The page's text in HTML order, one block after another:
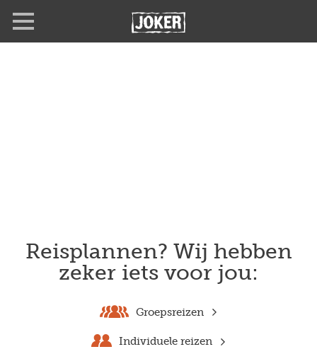
Reisplannen? Wij hebben
zeker iets voor jou:
Groepsreizen
Individuele reizen